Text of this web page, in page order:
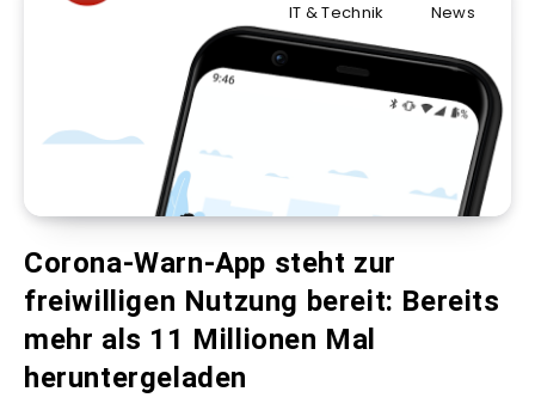
IT & Technik News
Corona-Warn-App steht zur
freiwilligen Nutzung bereit: Bereits
mehr als 11 Millionen Mal
heruntergeladen